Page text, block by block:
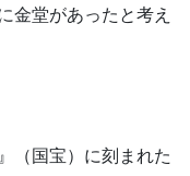
金堂があったと考え
（国宝）に刻まれた